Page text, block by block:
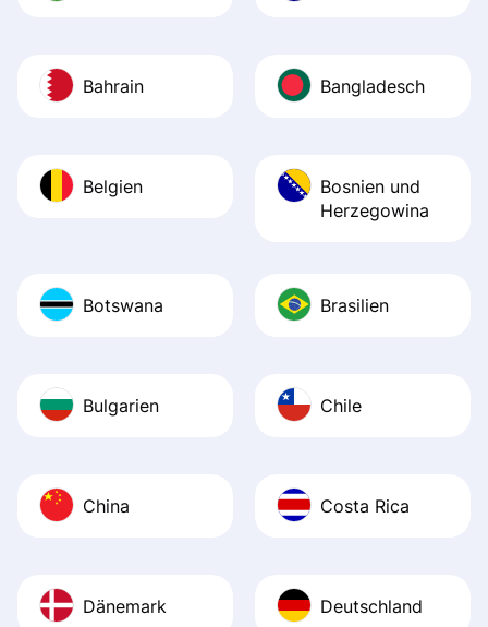
Bahrain Bangladesch
Belgien
Bosnien und
Herzegowina
Botswana Brasilien
Bulgarien Chile
China Costa Rica
Dänemark Deutschland